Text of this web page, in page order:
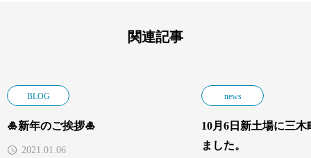
関連記事
BLOG
🎍新年のご挨拶🎍
2021.01.06
news
10月6日新土場に三
ました。